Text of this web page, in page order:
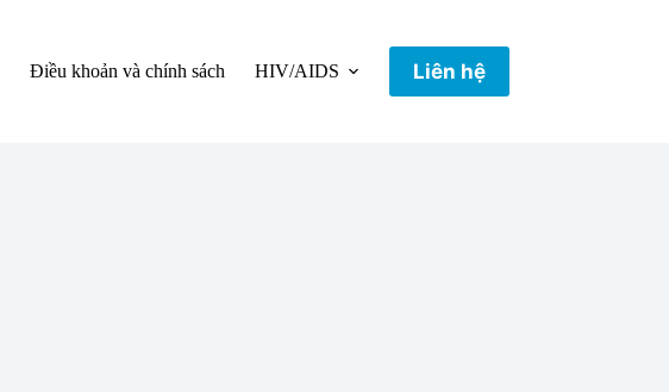
Điều khoản và chính sách HIV/AIDS Hướng dẫn chuyên môn
Liên hệ